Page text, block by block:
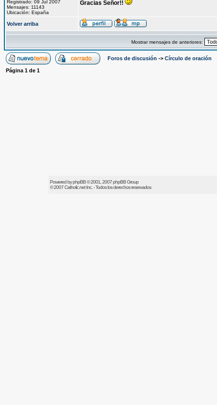
Registrado: 09 Jul 2007
Mensajes: 11143
Ubicación: España
Gracias Señor!!
Volver arriba
Mostrar mensajes de anteriores:
Foros de discusión -> Círculo de oración
Página 1 de 1
Powered byphpBB© 2001, 2007 phpBB Group
© 2007Catholic.netInc. - Todos los derechos reservados